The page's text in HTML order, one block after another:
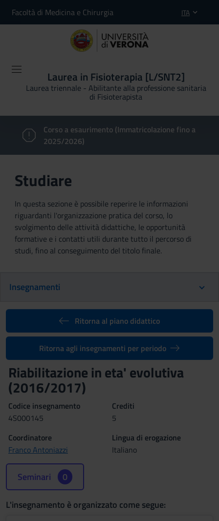
Facoltà di Medicina e Chirurgia ITA
Laurea in Fisioterapia [L/SNT2]
Laurea triennale - Abilitante alla professione sanitaria
di Fisioterapista
Corso a esaurimento (Immatricolazione fino a
2025/2026)
Studiare
In questa sezione è possibile reperire le informazioni
riguardanti l'organizzazione pratica del corso, lo
svolgimento delle attività didattiche, le opportunità
formative e i contatti utili durante tutto il percorso di
studi, fino al conseguimento del titolo finale.
Insegnamenti
Ritorna al piano didattico
Ritorna agli insegnamenti per periodo
Riabilitazione in eta' evolutiva
(2016/2017)
Codice insegnamento
4S000145
Crediti
5
Coordinatore
Franco Antoniazzi
Lingua di erogazione
Italiano
Seminari 0
L'insegnamento è organizzato come segue: